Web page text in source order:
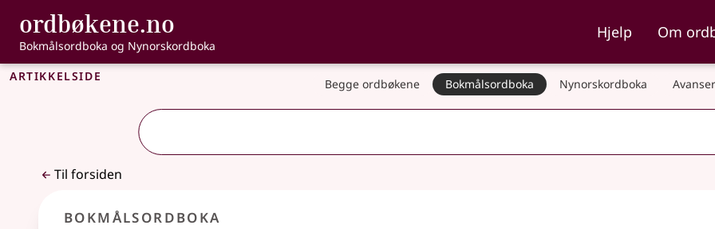
Gå til hovedinnhold
Tilgjengelighet
ordbøkene.no , Bokmålsordboka og Nynorskordboka
Bokmålsordboka og Nynorskordboka
Hjelp Om
Artikkelside Begge ordbøkene Bokmålsordboka Nynorskordboka
Til forsiden
Bokmålsordboka